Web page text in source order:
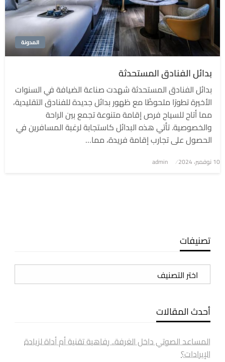
المدونة
بدائل الفنادق المستحدثة
بدائل الفنادق المستحدثة شهدت صناعة الضيافة في السنوات
الأخيرة تطورًا ملحوظًا مع ظهور بدائل جديدة للفنادق التقليدية،
مما أتاح للسياح فرص إقامة متنوعة تجمع بين الراحة
والخصوصية. تأتي هذه البدائل كاستجابة لرغبة المسافرين في
الحصول على تجارب إقامة فريدة، مما…
نُشر
10 نوفمبر، 2024 admin
تصنيفات
تصنيفات
أحدث المقالات
المساعد الصوتي داخل الغرفة.. رفاهية تقنية أم أداة لزيادة
الإيرادات؟